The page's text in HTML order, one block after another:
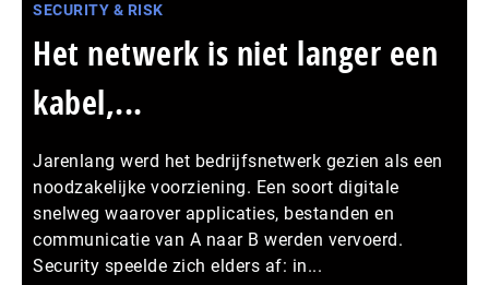
SECURITY & RISK
Het netwerk is niet langer een
kabel,...
Jarenlang werd het bedrijfsnetwerk gezien als een
noodzakelijke voorziening. Een soort digitale
snelweg waarover applicaties, bestanden en
communicatie van A naar B werden vervoerd.
Security speelde zich elders af: in...